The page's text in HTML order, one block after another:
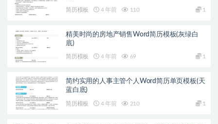
简历模板 4 年前 110 1
精美时尚的房地产销售Word简历模板(灰绿白
底)
简历模板 4 年前 69 1
简约实用的人事主管个人Word简历单页模板(天
蓝白底)
简历模板 4 年前 210 1